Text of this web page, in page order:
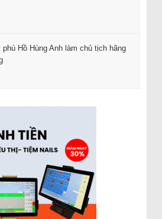
phú Hồ Hùng Anh làm chủ tịch hãng